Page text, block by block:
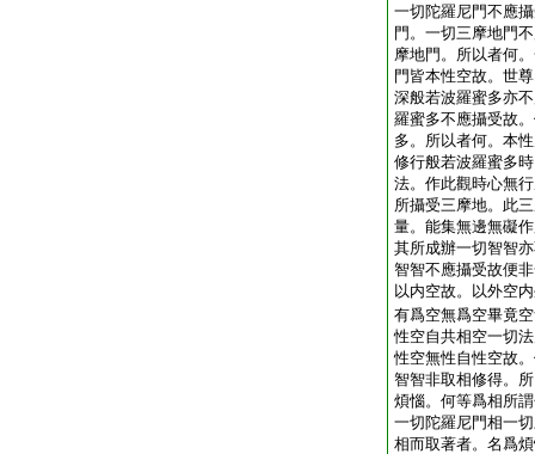
一切陀羅尼門不應
門。一切三摩地門
摩地門。所以者何
門皆本性空故。世
深般若波羅蜜多亦
羅蜜多不應攝受故
多。所以者何。本
修行般若波羅蜜多
法。作此觀時心無
所攝受三摩地。此
量。能集無邊無礙
其所成辦一切智智
智智不應攝受故便
以内空故。以外空
有爲空無爲空畢竟
性空自共相空一切
性空無性自性空故
智智非取相修得。
煩惱。何等爲相所
一切陀羅尼門相一
相而取著者。名爲